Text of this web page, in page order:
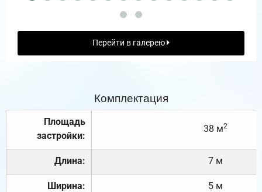
Перейти в галерею
Комплектация
Площадь
застройки:
38 м2
Длина: 7 м
Ширина: 5 м